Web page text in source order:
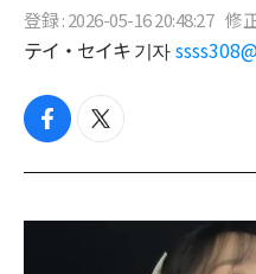
登録 : 2026-05-16 20:48:27 修
テイ・セイキ 기자
f
c
b
t
i
t